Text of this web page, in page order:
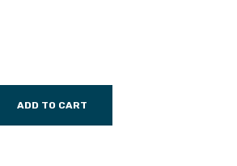
ADD TO CART